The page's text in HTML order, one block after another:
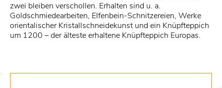
zwei bleiben verschollen. Erhalten sind u. a.
Goldschmiedearbeiten, Elfenbein-Schnitzereien, Werke
orientalischer Kristallschneidekunst und ein Knüpfteppich
um 1200 – der älteste erhaltene Knüpfteppich Europas.